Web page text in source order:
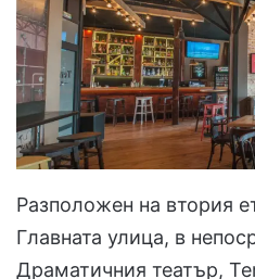
Разположен на втория
Главната улица, в
Драматичния театър,